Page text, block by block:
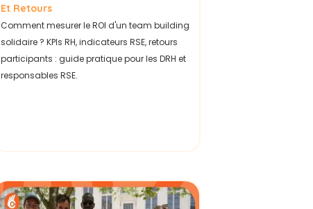
Et Retours
Comment mesurer le ROI d'un team building
solidaire ? KPIs RH, indicateurs RSE, retours
participants : guide pratique pour les DRH et
responsables RSE.